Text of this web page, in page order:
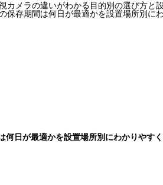
カメラの違いがわかる目的別の選び方と
保存期間は何日が最適かを設置場所別に
何日が最適かを設置場所別にわかりやす